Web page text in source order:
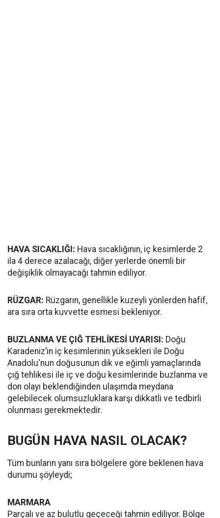
HAVA SICAKLIĞI: Hava sıcaklığının, iç kesimlerde 2
ila 4 derece azalacağı, diğer yerlerde önemli bir
değişiklik olmayacağı tahmin ediliyor.
RÜZGAR: Rüzgarın, genellikle kuzeyli yönlerden hafif,
ara sıra orta kuvvette esmesi bekleniyor.
BUZLANMA VE ÇIĞ TEHLİKESİ UYARISI: Doğu
Karadeniz’in iç kesimlerinin yüksekleri ile Doğu
Anadolu'nun doğusunun dik ve eğimli yamaçlarında
çığ tehlikesi ile iç ve doğu kesimlerinde buzlanma ve
don olayı beklendiğinden ulaşımda meydana
gelebilecek olumsuzluklara karşı dikkatli ve tedbirli
olunması gerekmektedir.
BUGÜN HAVA NASIL OLACAK?
Tüm bunların yanı sıra bölgelere göre beklenen hava
durumu şöyleydi;
MARMARA
Parçalı ve az bulutlu geçeceği tahmin ediliyor. Bölge